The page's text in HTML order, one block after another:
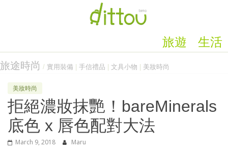
生活
旅遊
旅途時尚 / 實用裝備 手信禮品 文具小物 美妝時尚
美妝時尚
拒絕濃妝抹艷！bareMinerals
底色 x 唇色配對大法
March 9, 2018 Maru